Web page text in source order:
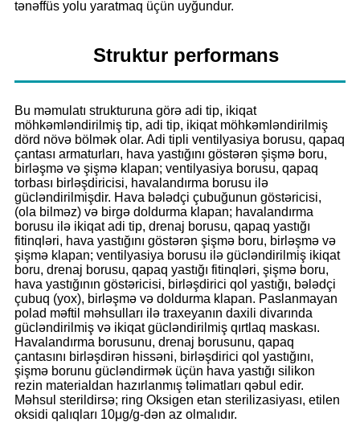
tənəffüs yolu yaratmaq üçün uyğundur.
Struktur performans
Bu məmulatı strukturuna görə adi tip, ikiqat
möhkəmləndirilmiş tip, adi tip, ikiqat möhkəmləndirilmiş
dörd növə bölmək olar. Adi tipli ventilyasiya borusu, qapaq
çantası armaturları, hava yastığını göstərən şişmə boru,
birləşmə və şişmə klapan; ventilyasiya borusu, qapaq
torbası birləşdiricisi, havalandırma borusu ilə
gücləndirilmişdir. Hava bələdçi çubuğunun göstəricisi,
(ola bilməz) və birgə doldurma klapan; havalandırma
borusu ilə ikiqat adi tip, drenaj borusu, qapaq yastığı
fitinqləri, hava yastığını göstərən şişmə boru, birləşmə və
şişmə klapan; ventilyasiya borusu ilə gücləndirilmiş ikiqat
boru, drenaj borusu, qapaq yastığı fitinqləri, şişmə boru,
hava yastığının göstəricisi, birləşdirici qol yastığı, bələdçi
çubuq (yox), birləşmə və doldurma klapan. Paslanmayan
polad məftil məhsulları ilə traxeyanın daxili divarında
gücləndirilmiş və ikiqat gücləndirilmiş qırtlaq maskası.
Havalandırma borusunu, drenaj borusunu, qapaq
çantasını birləşdirən hissəni, birləşdirici qol yastığını,
şişmə borunu gücləndirmək üçün hava yastığı silikon
rezin materialdan hazırlanmış təlimatları qəbul edir.
Məhsul sterildirsə; ring Oksigen etan sterilizasiyası, etilen
oksidi qalıqları 10μg/g-dən az olmalıdır.